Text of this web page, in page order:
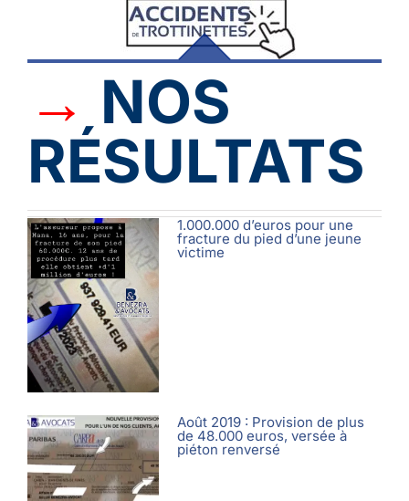
→ NOS
RÉSULTATS
1.000.000 d’euros pour une
fracture du pied d’une jeune
victime
Août 2019 : Provision de plus
de 48.000 euros, versée à
piéton renversé